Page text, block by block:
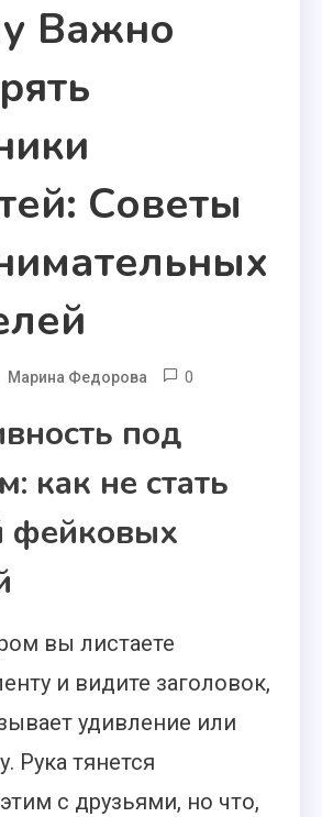
Важно
Советы
Марина Федорова 0
под
как не стать
фейковых
вы листаете
и видите заголовок,
удивление или
Рука тянется
с друзьями, но что,